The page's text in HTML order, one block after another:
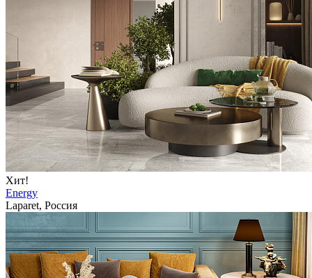
Хит!
Energy
Laparet, Россия